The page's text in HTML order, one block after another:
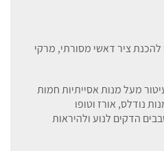
להכנת ציר דאשי מסורתי, מרקי
מעל מנות אסייתיות חמות
נודלס, אורז וטופו
הדקים לנוע ולהיראות